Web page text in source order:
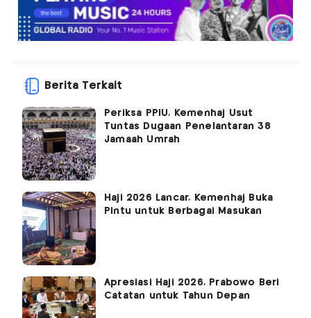
Berita Terkait
Periksa PPIU, Kemenhaj Usut
Tuntas Dugaan Penelantaran 38
Jamaah Umrah
Haji 2026 Lancar, Kemenhaj Buka
Pintu untuk Berbagai Masukan
Apresiasi Haji 2026, Prabowo Beri
Catatan untuk Tahun Depan